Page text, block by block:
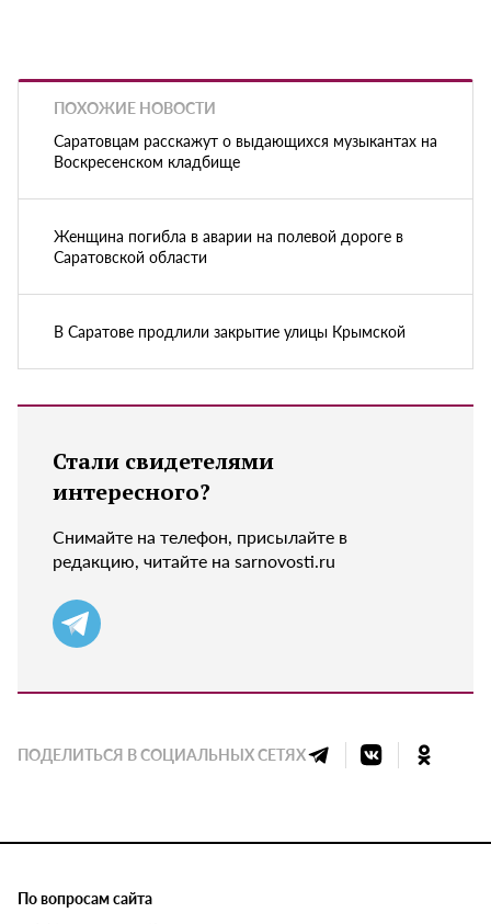
ПОХОЖИЕ НОВОСТИ
Саратовцам расскажут о выдающихся музыкантах на
Воскресенском кладбище
Женщина погибла в аварии на полевой дороге в
Саратовской области
В Саратове продлили закрытие улицы Крымской
Стали свидетелями
интересного?
Снимайте на телефон, присылайте в
редакцию, читайте на sarnovosti.ru
ПОДЕЛИТЬСЯ В СОЦИАЛЬНЫХ СЕТЯХ
По вопросам сайта